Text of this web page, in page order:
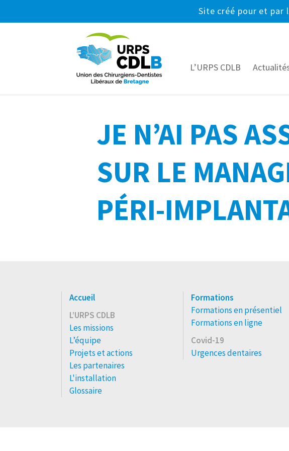
Site créé pour et par
L’URPS CDLB
JE N’AI PAS
SUR LE
PÉRI-
Accueil
L’URPS CDLB
Les missions
L’équipe
Projets et actions
Les partenaires
L'installation
Glossaire
Formations
Formations en présentiel
Formations en ligne
Covid-19
Urgences dentaires